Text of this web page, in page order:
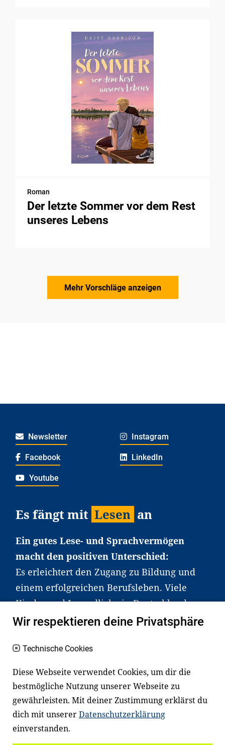
Roman
Der letzte Sommer vor dem Rest
unseres Lebens
Mehr Vorschläge anzeigen
Newsletter Instagram
Facebook LinkedIn
Youtube
Es fängt mit Lesen an
Ein gutes Lese- und Sprachvermögen
macht den positiven Unterschied:
Es erleichtert den Zugang zu Bildung und
einem erfolgreichen Berufsleben. Viele
Kinder und Jugendliche in Deutschland
haben aber große Schwierigkeiten dabei.
an Familien sowie an Erzieher*innen,
Lehrer*innen und andere
Fachexpert*innen. Dafür arbeiten wir eng
mit Ministerien, wissenschaftlichen
Einrichtungen, Verbänden, Unternehmen
und anderen Stiftungen zusammen.
Wir respektieren deine Privatsphäre
Technische Cookies
Diese Webseite verwendet Cookies, um dir die
bestmögliche Nutzung unserer Webseite zu
gewährleisten. Mit deiner Zustimmung erklärst du
dich mit unsererDatenschutzerklärung
einverstanden.